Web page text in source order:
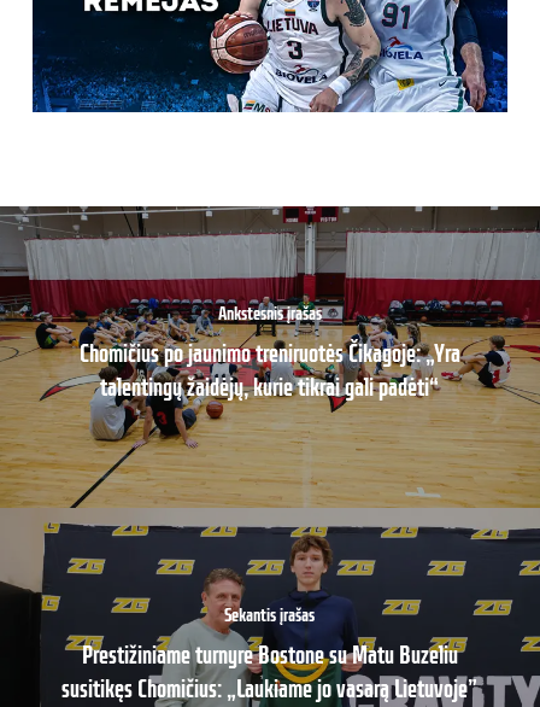
Ankstesnis įrašas
Chomičius po jaunimo treniruotės Čikagoje: „Yra
talentingų žaidėjų, kurie tikrai gali padėti“
Sekantis įrašas
Prestižiniame turnyre Bostone su Matu Buzeliu
susitikęs Chomičius: „Laukiame jo vasarą Lietuvoje”